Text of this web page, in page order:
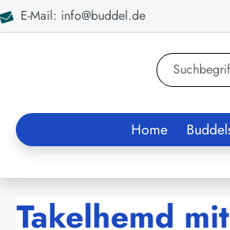
Zur Suche springen
E-Mail: info@buddel.de
Home
Takelhemd